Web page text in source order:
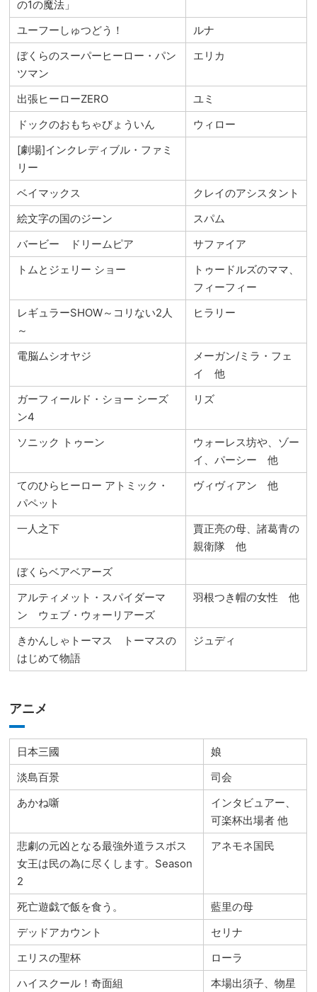
の1の魔法」
ユーフーしゅつどう！
ルナ
ぼくらのスーパーヒーロー・パン
ツマン
エリカ
出張ヒーローZERO
ユミ
ドックのおもちゃびょういん
ウィロー
[劇場]インクレディブル・ファミ
リー
ベイマックス
クレイのアシスタント
絵文字の国のジーン
スパム
バービー ドリームピア
サファイア
トムとジェリー ショー
トゥードルズのママ、
フィーフィー
レギュラーSHOW～コリない2人
～
ヒラリー
電脳ムシオヤジ
メーガン/ミラ・フェ
イ 他
ガーフィールド・ショー シーズ
ン4
リズ
ソニック トゥーン
ウォーレス坊や、ゾー
イ、パーシー 他
てのひらヒーロー アトミック・
パペット
ヴィヴィアン 他
一人之下
賈正亮の母、諸葛青の
親衛隊 他
ぼくらベアベアーズ
アルティメット・スパイダーマ
ン ウェブ・ウォーリアーズ
羽根つき帽の女性 他
きかんしゃトーマス トーマスの
はじめて物語
ジュディ
アニメ
日本三國
娘
淡島百景
司会
あかね噺
インタビュアー、
可楽杯出場者 他
悲劇の元凶となる最強外道ラスボス
女王は民の為に尽くします。Season
2
アネモネ国民
死亡遊戯で飯を食う。
藍里の母
デッドアカウント
セリナ
エリスの聖杯
ローラ
ハイスクール！奇面組
本場出須子、物星